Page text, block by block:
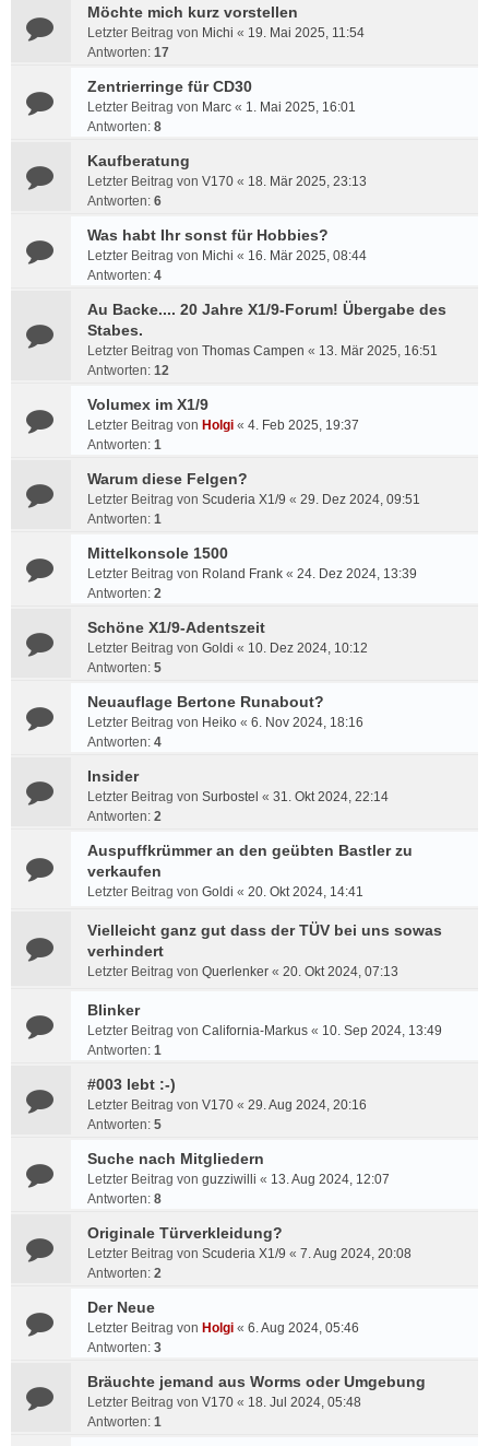
Möchte mich kurz vorstellen
Letzter Beitrag von Michi « 19. Mai 2025, 11:54
Antworten: 17
Zentrierringe für CD30
Letzter Beitrag von Marc « 1. Mai 2025, 16:01
Antworten: 8
Kaufberatung
Letzter Beitrag von V170 « 18. Mär 2025, 23:13
Antworten: 6
Was habt Ihr sonst für Hobbies?
Letzter Beitrag von Michi « 16. Mär 2025, 08:44
Antworten: 4
Au Backe.... 20 Jahre X1/9-Forum! Übergabe des
Stabes.
Letzter Beitrag von Thomas Campen « 13. Mär 2025, 16:51
Antworten: 12
Volumex im X1/9
Letzter Beitrag von Holgi « 4. Feb 2025, 19:37
Antworten: 1
Warum diese Felgen?
Letzter Beitrag von Scuderia X1/9 « 29. Dez 2024, 09:51
Antworten: 1
Mittelkonsole 1500
Letzter Beitrag von Roland Frank « 24. Dez 2024, 13:39
Antworten: 2
Schöne X1/9-Adentszeit
Letzter Beitrag von Goldi « 10. Dez 2024, 10:12
Antworten: 5
Neuauflage Bertone Runabout?
Letzter Beitrag von Heiko « 6. Nov 2024, 18:16
Antworten: 4
Insider
Letzter Beitrag von Surbostel « 31. Okt 2024, 22:14
Antworten: 2
Auspuffkrümmer an den geübten Bastler zu
verkaufen
Letzter Beitrag von Goldi « 20. Okt 2024, 14:41
Vielleicht ganz gut dass der TÜV bei uns sowas
verhindert
Letzter Beitrag von Querlenker « 20. Okt 2024, 07:13
Blinker
Letzter Beitrag von California-Markus « 10. Sep 2024, 13:49
Antworten: 1
#003 lebt :-)
Letzter Beitrag von V170 « 29. Aug 2024, 20:16
Antworten: 5
Suche nach Mitgliedern
Letzter Beitrag von guzziwilli « 13. Aug 2024, 12:07
Antworten: 8
Originale Türverkleidung?
Letzter Beitrag von Scuderia X1/9 « 7. Aug 2024, 20:08
Antworten: 2
Der Neue
Letzter Beitrag von Holgi « 6. Aug 2024, 05:46
Antworten: 3
Bräuchte jemand aus Worms oder Umgebung
Letzter Beitrag von V170 « 18. Jul 2024, 05:48
Antworten: 1